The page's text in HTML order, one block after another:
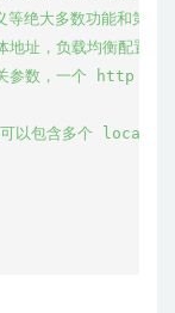
大多数功能和第三
址，负载均衡配置不
数，一个 http 块
包含多个